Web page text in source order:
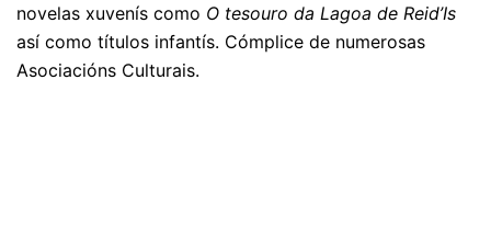
novelas xuvenís como O tesouro da Lagoa de Reid’Is
así como títulos infantís. Cómplice de numerosas
Asociacións Culturais.